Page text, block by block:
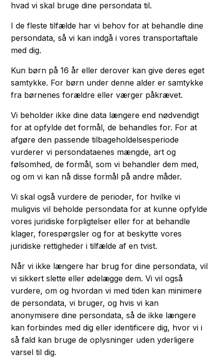
hvad vi skal bruge dine persondata til.
I de fleste tilfælde har vi behov for at behandle dine
persondata, så vi kan indgå i vores transportaftale
med dig.
Kun børn på 16 år eller derover kan give deres eget
samtykke. For børn under denne alder er samtykke
fra børnenes forældre eller værger påkrævet.
Vi beholder ikke dine data længere end nødvendigt
for at opfylde det formål, de behandles for. For at
afgøre den passende tilbageholdelsesperiode
vurderer vi persondataenes mængde, art og
følsomhed, de formål, som vi behandler dem med,
og om vi kan nå disse formål på andre måder.
Vi skal også vurdere de perioder, for hvilke vi
muligvis vil beholde persondata for at kunne opfylde
vores juridiske forpligtelser eller for at behandle
klager, forespørgsler og for at beskytte vores
juridiske rettigheder i tilfælde af en tvist.
Når vi ikke længere har brug for dine persondata, vil
vi sikkert slette eller ødelægge dem. Vi vil også
vurdere, om og hvordan vi med tiden kan minimere
de persondata, vi bruger, og hvis vi kan
anonymisere dine persondata, så de ikke længere
kan forbindes med dig eller identificere dig, hvor vi i
så fald kan bruge de oplysninger uden yderligere
varsel til dig.